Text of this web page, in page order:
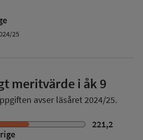
25
meritvärde i åk 9
avser läsåret 2024/25.
221,2